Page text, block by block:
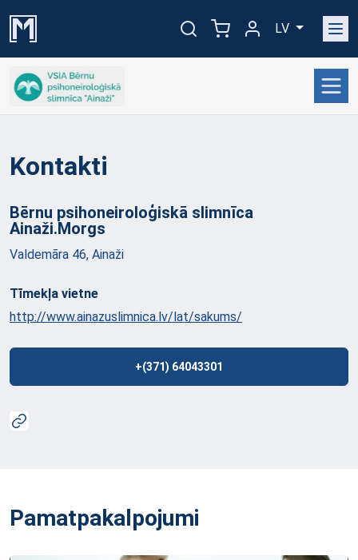
LV
Kontakti
Bērnu psihoneiroloģiskā slimnīca
Ainaži.Morgs
Valdemāra 46, Ainaži
Tīmekļa vietne
http://www.ainazuslimnica.lv/lat/sakums/
+(371) 64043301
Pamatpakalpojumi